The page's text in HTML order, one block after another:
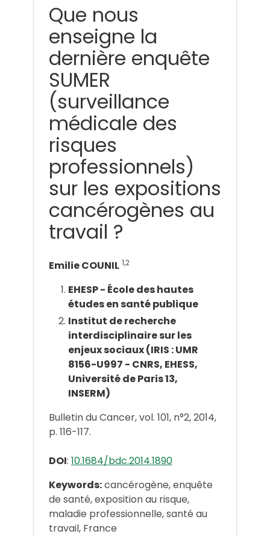
Que nous
enseigne la
dernière enquête
SUMER
(surveillance
médicale des
risques
professionnels)
sur les expositions
cancérogènes au
travail ?
Emilie COUNIL 1,2
EHESP - École des hautes
études en santé publique
Institut de recherche
interdisciplinaire sur les
enjeux sociaux (IRIS : UMR
8156-U997 - CNRS, EHESS,
Université de Paris 13,
INSERM)
Bulletin du Cancer, vol. 101, n°2, 2014,
p. 116-117.
DOI: 10.1684/bdc.2014.1890
Keywords:cancérogène, enquête
de santé, exposition au risque,
maladie professionnelle, santé au
travail, France